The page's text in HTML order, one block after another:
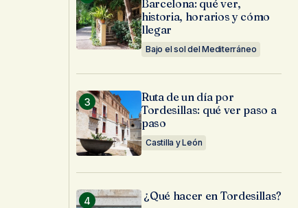
Barcelona: qué ver,
historia, horarios y cómo
llegar
Bajo el sol del Mediterráneo
Ruta de un día por
Tordesillas: qué ver paso a
paso
Castilla y León
¿Qué hacer en Tordesillas?